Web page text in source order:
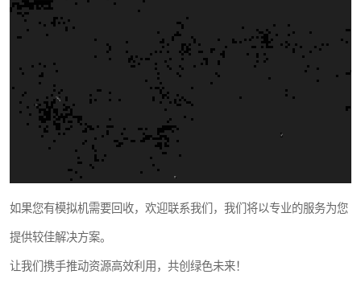
如果您有模拟机需要回收，欢迎联系我们，我们将以专业的服务为您
提供较佳解决方案。
让我们携手推动资源高效利用，共创绿色未来！